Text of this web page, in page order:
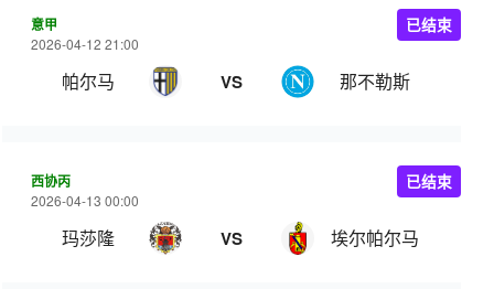
意甲
2026-04-12 21:00
帕尔马 VS 那不勒斯
已结束
西协丙
2026-04-13 00:00
玛莎隆 VS 埃尔帕尔马
已结束